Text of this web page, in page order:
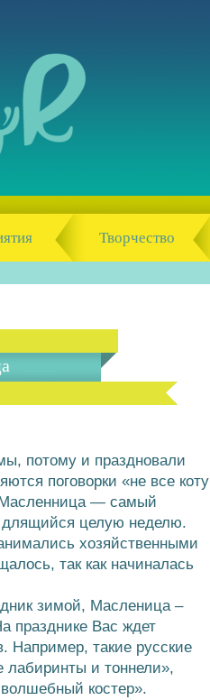
Творчество
потому и праздновали
поговорки «не все коту
— самый
целую неделю.
хозяйственными
так как начиналась
зимой, Масленица –
празднике Вас ждет
Например, такие русские
лабиринты и тоннели»,
костер».